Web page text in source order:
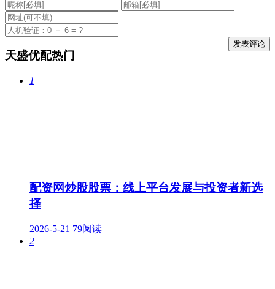
天盛优配热门
1
配资网炒股股票：线上平台发展与投资者新选
择
2026-5-21 79阅读
2